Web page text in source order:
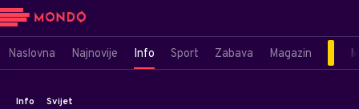
Naslovna Najnovije Info Sport Zabava Magazin
Info Svijet